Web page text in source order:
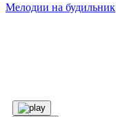
Мелодии на будильник